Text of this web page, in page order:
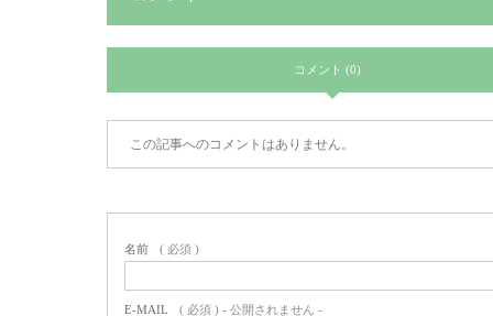
コメント (0)
この記事へのコメントはありません。
名前 ( 必須 )
E-MAIL ( 必須 ) - 公開されません -